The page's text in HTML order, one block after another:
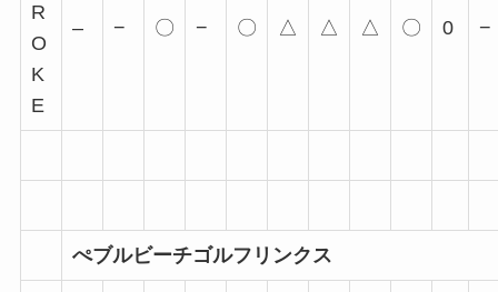
R
O
K
E
– − 〇 − 〇 △ △ △ 〇 0 −
ぺブルビーチゴルフリンクス